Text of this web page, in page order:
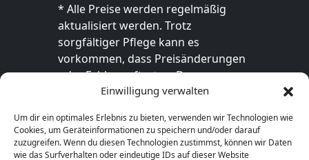
Einwilligung verwalten
Um dir ein optimales Erlebnis zu bieten, verwenden wir Technologien wie
Cookies, um Geräteinformationen zu speichern und/oder darauf
zuzugreifen. Wenn du diesen Technologien zustimmst, können wir Daten
wie das Surfverhalten oder eindeutige IDs auf dieser Website
* Alle Preise werden regelmäßig
aktualisiert werden. Trotz
sorgfältiger Pflege kann es
vorkommen, dass Preisänderungen
oder Fehler auftreten. Der
endgültige Preis sowie die
ausschließlich im jeweiligen Online-
Shop des Anbieters verbindlich. Bitte